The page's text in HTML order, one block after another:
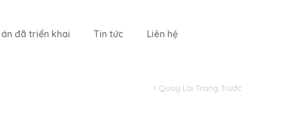
án đã triển khai Tin tức Liên hệ
Quay Lại Trang Trước